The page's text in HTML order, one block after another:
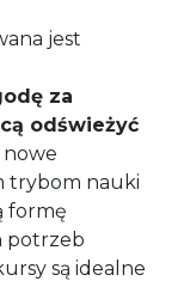
jest
za
odświeżyć
nowe
trybom nauki
formę
potrzeb
są idealne